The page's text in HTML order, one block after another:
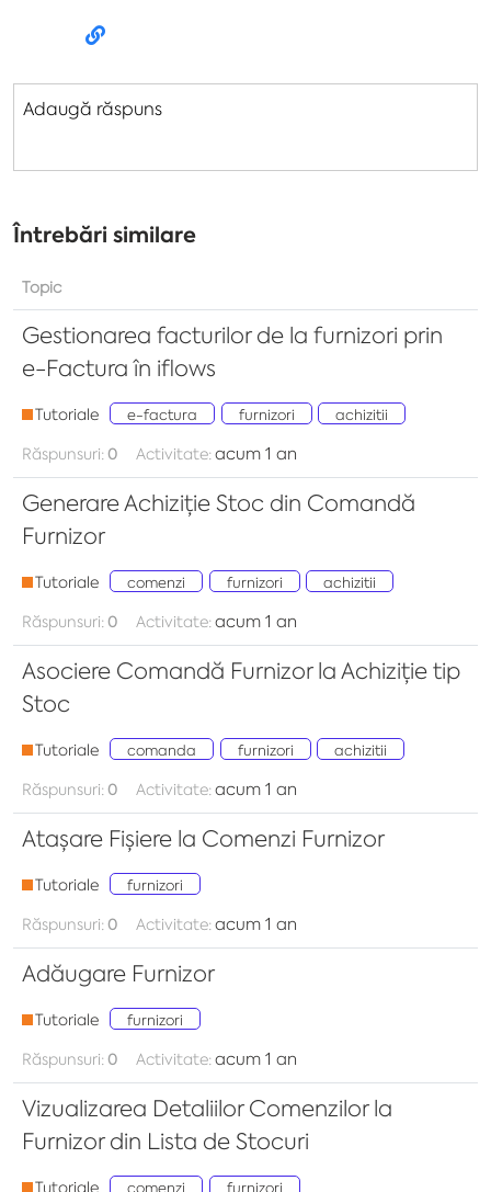
Adaugă răspuns
Întrebări similare
Topic
Gestionarea facturilor de la furnizori prin
e-Factura în iflows
Tutoriale e-factura furnizori achizitii
Răspunsuri:0 Activitate:acum 1 an
Generare Achiziție Stoc din Comandă
Furnizor
Tutoriale comenzi furnizori achizitii
Răspunsuri:0 Activitate:acum 1 an
Asociere Comandă Furnizor la Achiziție tip
Stoc
Tutoriale comanda furnizori achizitii
Răspunsuri:0 Activitate:acum 1 an
Atașare Fișiere la Comenzi Furnizor
Tutoriale furnizori
Răspunsuri:0 Activitate:acum 1 an
Adăugare Furnizor
Tutoriale furnizori
Răspunsuri:0 Activitate:acum 1 an
Vizualizarea Detaliilor Comenzilor la
Furnizor din Lista de Stocuri
Tutoriale comenzi furnizori